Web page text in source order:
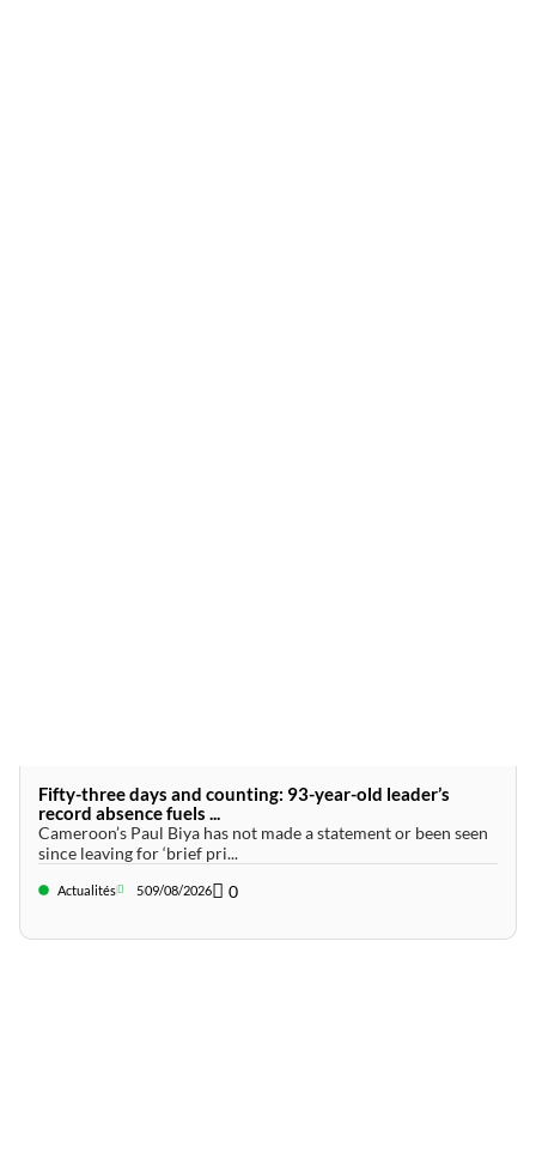
Fifty-three days and counting: 93-year-old leader’s
record absence fuels ...
Cameroon’s Paul Biya has not made a statement or been seen
since leaving for ‘brief pri...
Actualités 509/08/2026 0